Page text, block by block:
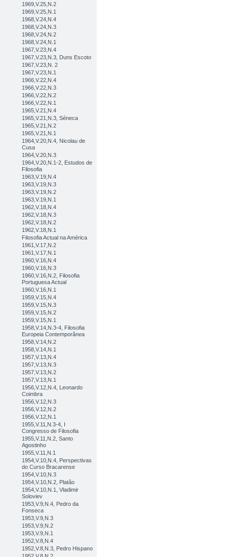
1969,V.25,N.2
1969,V.25,N.1
1968,V.24,N.4
1968,V.24,N.3
1968,V.24,N.2
1968,V.24,N.1
1967,V.23,N.4
1967,V.23,N.3, Duns Escoto
1967,V.23,N. 2
1967,V.23,N.1
1966,V.22,N.4
1966,V.22,N.3
1966,V.22,N.2
1966,V.22,N.1
1965,V.21,N.4
1965,V.21,N.3, Séneca
1965,V.21,N.2
1965,V.21,N.1
1964,V.20,N.4, Nicolau de
Cusa
1964,V.20,N.3
1964,V.20,N.1-2, Estudos de
Filosofia
1963,V.19,N.4
1963,V.19,N.3
1963,V.19,N.2
1963,V.19,N.1
1962,V.18,N.4
1962,V.18,N.3
1962,V.18,N.2
1962,V.18,N.1
Filosofia Actual na América
1961,V.17,N.2
1961,V.17,N.1
1960,V.16,N.4
1960,V.16,N.3
1960,V.16,N.2, Filosofia
Portuguesa Actual
1960,V.16,N.1
1959,V.15,N.4
1959,V.15,N.3
1959,V.15,N.2
1959,V.15,N.1
1958,V.14,N.3-4, Filosofia
Europeia Contemporânea
1958,V.14,N.2
1958,V.14,N.1
1957,V.13,N.4
1957,V.13,N.3
1957,V.13,N.2
1957,V.13,N.1
1956,V.12,N.4, Leonardo
Coimbra
1956,V.12,N.3
1956,V.12,N.2
1956,V.12,N.1
1955,V.11,N.3-4, I
Congresso de Filosofia
1955,V.11,N.2, Santo
Agostinho
1955,V.11,N.1
1954,V.10,N.4, Perspectivas
do Curso Bracarense
1954,V.10,N.3
1954,V.10,N.2, Platão
1954,V.10,N.1, Vladimir
Soloviev
1953,V.9,N.4, Pedro da
Fonseca
1953,V.9,N.3
1953,V.9,N.2
1953,V.9,N.1
1952,V.8,N.4
1952,V.8,N.3, Pedro Hispano